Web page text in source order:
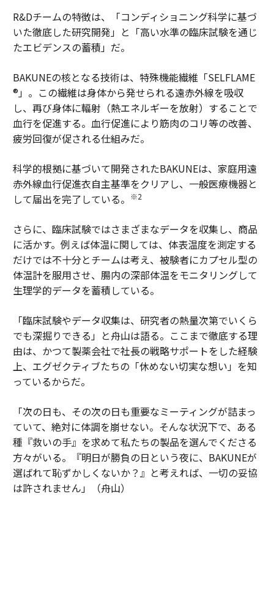
R&Dチームの特徴は、「コンディショニング科学に基づ
いた徹底した研究開発」と「高い水準の臨床試験を通じ
たエビデンスの蓄積」だ。
BAKUNEの核となる技術は、特殊機能繊維「SELFLAME
®」。この繊維は身体から発せられる遠赤外線を吸収
し、再び身体に輻射（熱エネルギーを放射）することで
血行を促進する。血行促進により筋肉のコリ等の改善、
疲労回復が促される仕組みだ。
科学的根拠に基づいて開発されたBAKUNEは、家庭用遠
赤外線血行促進衣自主基準をクリアし、一般医療機器と
して届出を完了している。
※2
さらに、臨床試験ではさまざまなデータを収集し、商品
に活かす。例えば体温に関しては、体表温度を測定する
だけでは不十分とチームは考え、被験者にカプセル型の
体温計を服用させ、腸内の深部体温をモニタリングして
生理学的データを蓄積している。
「臨床試験やデータ収集は、研究者の熱量次第でいくら
でも深掘りできる」と舟山は語る。ここまで徹底する理
由は、かつて製薬会社で社長の戦略サポートをした経験
上、エグゼクティブたちの「休めない切実な想い」を知
っているからだ。
「次の日も、その次の日も重要なミーティングが詰まっ
ていて、絶対に体調を崩せない。そんな状況下で、ある
種『救いの手』を求めて私たちの製品を選んでくださる
方々がいる。『明日が勝負の日という夜に、BAKUNEが
選ばれて恥ずかしくないか？』と考えれば、一切の妥協
は許されません」（舟山）